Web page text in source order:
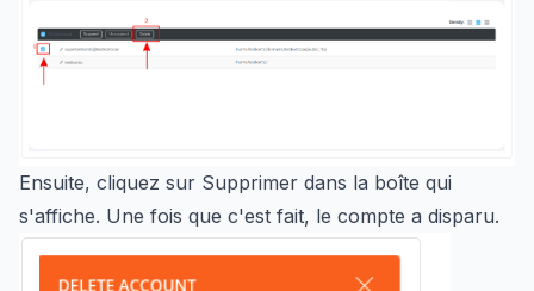
Ensuite, cliquez sur Supprimer dans la boîte qui
s'affiche. Une fois que c'est fait, le compte a disparu.